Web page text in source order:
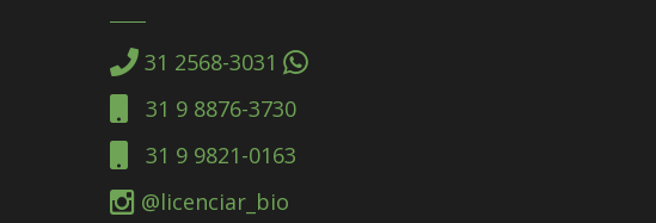
31 2568-3031
31 9 8876-3730
31 9 9821-0163
@licenciar_bio